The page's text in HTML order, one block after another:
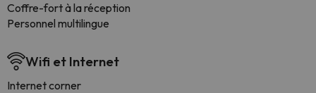
Coffre-fort à la réception
Personnel multilingue
Wifi et Internet
Internet corner